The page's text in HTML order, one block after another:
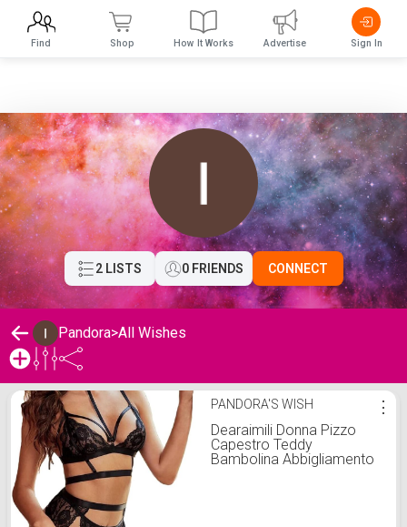
2 LISTS 0 FRIENDS CONNECT
Pandora>All Wishes
Pandora's WishlistPANDORA'S WISH
Dearaimili Donna Pizzo
Capestro Teddy
Bambolina Abbigliamento
⋮
Find Shop How It Works Advertise Sign In